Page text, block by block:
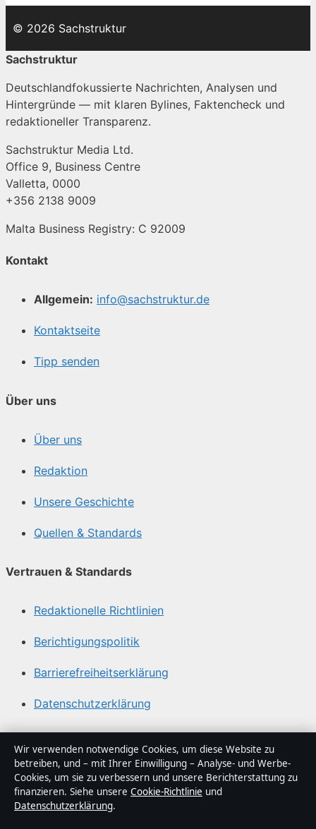
© 2026 Sachstruktur
Sachstruktur
Deutschlandfokussierte Nachrichten, Analysen und
Hintergründe — mit klaren Bylines, Faktencheck und
redaktioneller Transparenz.
Sachstruktur Media Ltd.
Office 9, Business Centre
Valletta, 0000
+356 2138 9009
Malta Business Registry: C 92009
Kontakt
Allgemein: info@sachstruktur.de
Kontaktseite
Tipp senden
Über uns
Über uns
Redaktion
Unsere Geschichte
Quellen & Standards
Vertrauen & Standards
Redaktionelle Richtlinien
Berichtigungspolitik
Barrierefreiheitserklärung
Datenschutzerklärung
Über Sachstruktur in Kürze
Sachstruktur ist ein unabhängiger digitaler
Nachrichtenanbieter mit Fokus auf Politik, Wirtschaft,
Technik und Gesellschaft in Deutschland. Jeder Artikel
Wir verwenden notwendige Cookies, um diese Website zu
betreiben, und – mit Ihrer Einwilligung – Analyse- und Werbe-
Cookies, um sie zu verbessern und unsere Berichterstattung zu
finanzieren. Siehe unsere Cookie-Richtlinie und
Datenschutzerklärung.